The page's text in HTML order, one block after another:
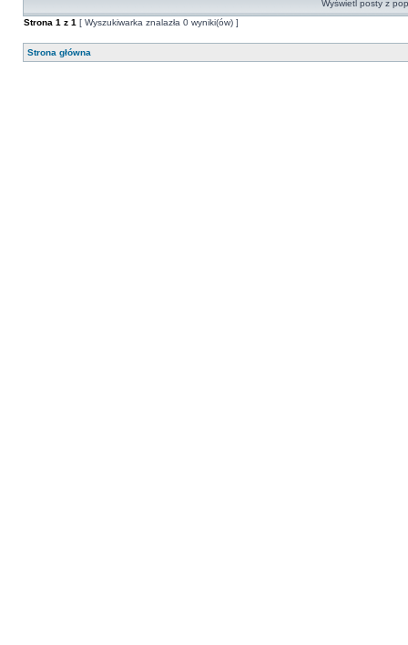
Wyświetl posty z
Strona 1 z 1 [ Wyszukiwarka znalazła 0 wyniki(ów) ]
Strona główna